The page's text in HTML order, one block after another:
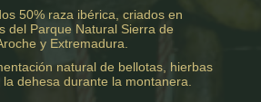
50% raza ibérica, criados en
del Parque Natural Sierra de
y Extremadura.
natural de bellotas, hierbas
dehesa durante la montanera.